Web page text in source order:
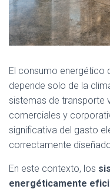
El consumo energético
depende solo de la
sistemas de transporte
comerciales y
significativa del gasto
correctamente
En este contexto, los
energéticamente